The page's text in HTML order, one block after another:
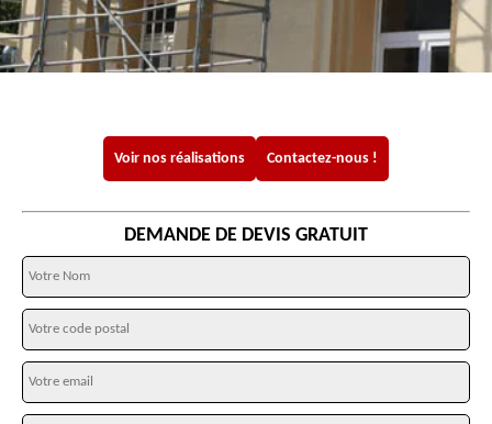
Voir nos réalisations Contactez-nous !
DEMANDE DE DEVIS GRATUIT